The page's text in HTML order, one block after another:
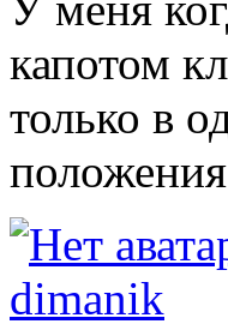
капотом
только в
dimanik